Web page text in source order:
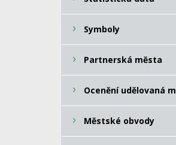
Symboly
Partnerská města
Ocenění udělovaná
Městské obvody